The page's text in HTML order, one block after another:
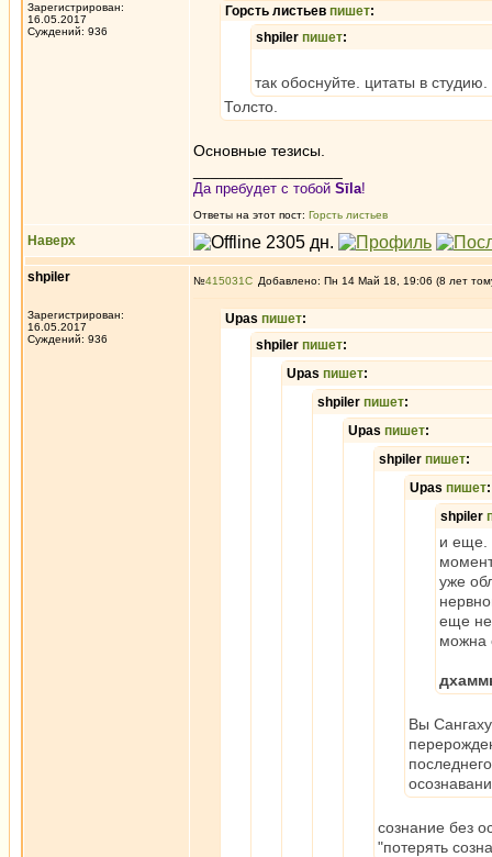
Зарегистрирован:
16.05.2017
Суждений: 936
Горсть листьев пишет:
shpiler пишет:
так обоснуйте. цитаты в студию.
Толсто.
Основные тезисы.
Да пребудет с тобой Sīla!
Ответы на этот пост: Горсть листьев
Наверх
shpiler
Зарегистрирован:
16.05.2017
Суждений: 936
№415031 Добавлено: Пн 14 Май 18, 19:06 (8 лет
Upas пишет:
shpiler пишет:
Upas пишет:
shpiler пишет:
Upas пишет:
shpiler пишет:
Upas пишет:
shpiler
и еще.
уже
еще
можна
Вы
сознание без
"потерять